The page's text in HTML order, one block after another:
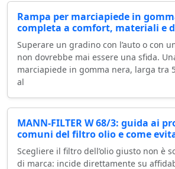
Rampa per marciapiede in
completa a comfort, materiali e
Superare un gradino con l’auto o con
non dovrebbe mai essere una sfida.
marciapiede in gomma nera, larga tra
al
MANN-FILTER W 68/3: guida ai
comuni del filtro olio e come
Scegliere il filtro dell’olio giusto non è
di marca: incide direttamente su